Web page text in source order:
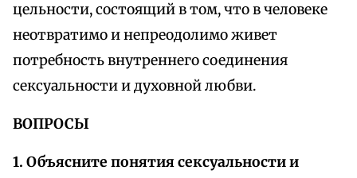
цельности, состоящий в том, что в человеке
неотвратимо и непреодолимо живет
потребность внутреннего соединения
сексуальности и духовной любви.
ВОПРОСЫ
1. Объясните понятия сексуальности и